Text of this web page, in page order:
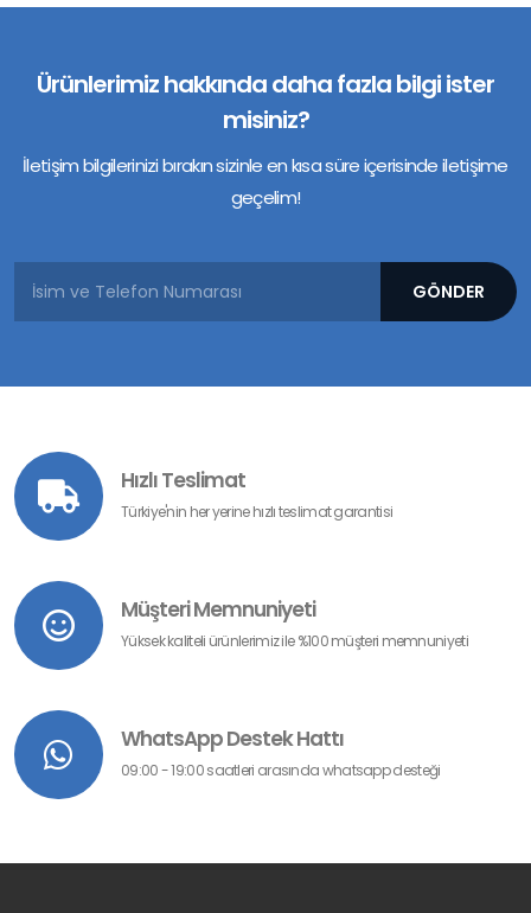
Ürünlerimiz hakkında daha fazla bilgi ister
misiniz?
İletişim bilgilerinizi bırakın sizinle en kısa süre içerisinde iletişime
geçelim!
Hızlı Teslimat
Türkiye'nin her yerine hızlı teslimat garantisi
Müşteri Memnuniyeti
Yüksek kaliteli ürünlerimiz ile %100 müşteri memnuniyeti
WhatsApp Destek Hattı
09:00 - 19:00 saatleri arasında whatsapp desteği